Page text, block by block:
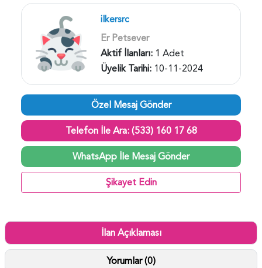
ilkersrc
Er Petsever
Aktif İlanları: 1 Adet
Üyelik Tarihi: 10-11-2024
Özel Mesaj Gönder
Telefon İle Ara: (533) 160 17 68
WhatsApp İle Mesaj Gönder
Şikayet Edin
İlan Açıklaması
Yorumlar (0)